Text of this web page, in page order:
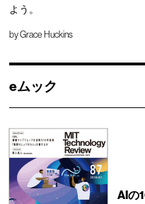
よう。
byGrace Huckins
eムック
AIの